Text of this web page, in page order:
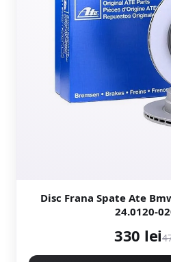
Disc Frana Spate Ate
24.0120-
330 lei